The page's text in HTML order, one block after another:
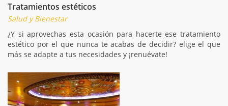
Tratamientos estéticos
Salud y Bienestar
¿Y si aprovechas esta ocasión para hacerte ese tratamiento
estético por el que nunca te acabas de decidir? elige el que
más se adapte a tus necesidades y ¡renuévate!